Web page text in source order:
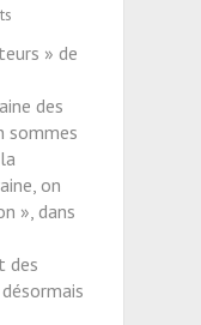
» de
des
sommes
on
», dans
des